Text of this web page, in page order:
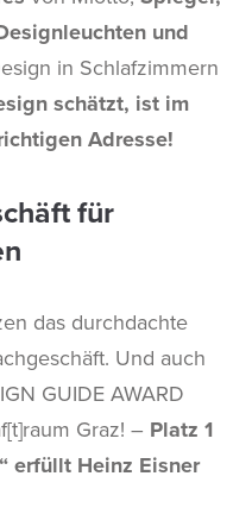
und
in Schlafzimmern
schätzt, ist im
Adresse!
für
das durchdachte
Und auch
GUIDE AWARD
Graz! – Platz 1
erfüllt Heinz Eisner